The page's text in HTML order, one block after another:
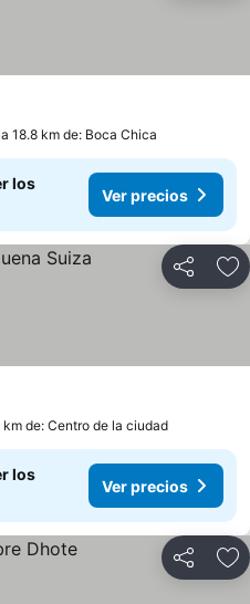
18.8 km de: Boca Chica
los
Ver precios
Compartir
km de: Centro de la ciudad
los
Ver precios
Compartir